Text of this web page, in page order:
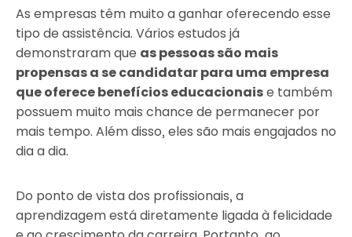
As empresas têm muito a ganhar oferecendo esse
tipo de assistência. Vários estudos já
demonstraram que as pessoas são mais
propensas a se candidatar para uma empresa
que oferece benefícios educacionaise também
possuem muito mais chance de permanecer por
mais tempo. Além disso, eles são mais engajados no
dia a dia.
Do ponto de vista dos profissionais, a
aprendizagem está diretamente ligada à felicidade